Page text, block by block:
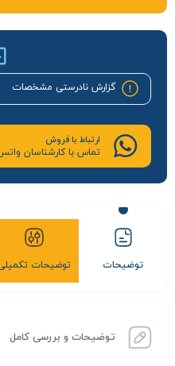
گزارش نادرستی مشخصات
ارتباط با فروش
تماس با کارشناسان
توضیحات توضیحات
توضیحات و بررسی کامل